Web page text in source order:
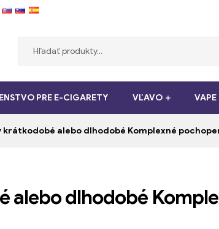
PRE E-CIGARETY VĽAVO VAPE
alebo dlhodobé Komplexné
alebo dlhodobé